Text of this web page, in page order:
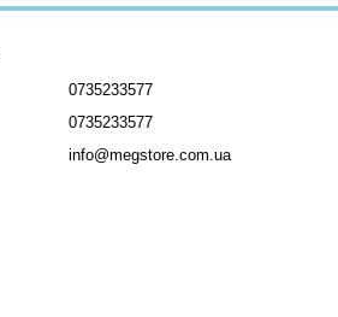
0735233577
0735233577
info@megstore.com.ua